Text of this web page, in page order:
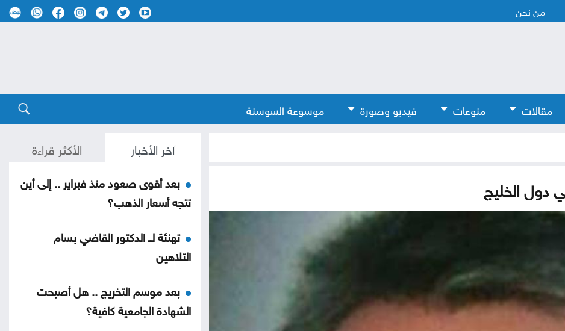
من نحن
مقالات منوعات فيديو وصورة موسوعة السوسنة
دول الخليج
آخر الأخبار الأكثر قراءة
بعد أقوى صعود منذ فبراير .. إلى أين
تتجه أسعار الذهب؟
تهنئة لــ الدكتور القاضي بسام
التلاهين
بعد موسم التخريج .. هل أصبحت
الشهادة الجامعية كافية؟